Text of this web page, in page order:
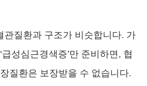
관질환과 구조가 비슷합니다. 가
성심근경색증’만 준비하면, 협
질환은 보장받을 수 없습니다.